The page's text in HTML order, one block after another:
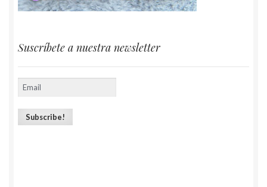
Suscríbete a nuestra newsletter